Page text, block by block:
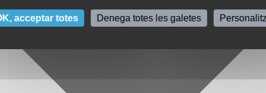
acceptar totes Denega totes les galetes